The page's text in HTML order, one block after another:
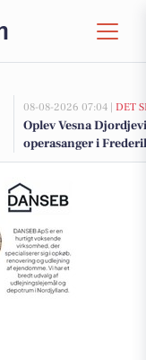
08-08-2026 07:04 | DET
Oplev Vesna
operasanger i
v/Lene Hansen er med!